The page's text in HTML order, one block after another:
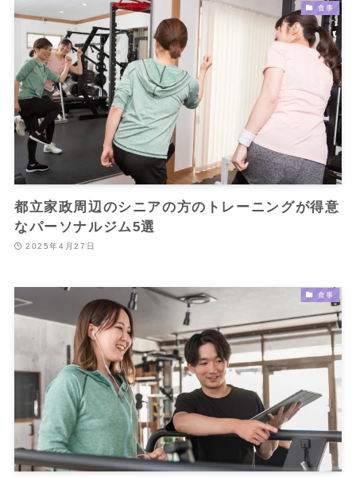
食事
都立家政周辺のシニアの方のトレーニングが得意
なパーソナルジム5選
2025年4月27日
食事